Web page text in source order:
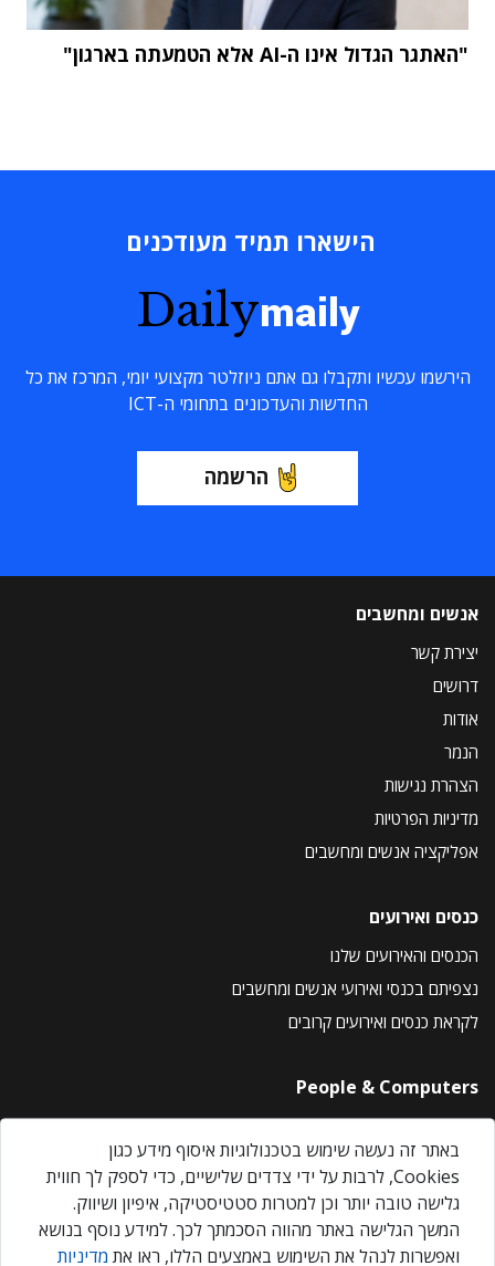
"האתגר הגדול אינו ה-AI אלא הטמעתה בארגון"
הישארו תמיד מעודכנים
Dailymaily
הירשמו עכשיו ותקבלו גם אתם ניוזלטר מקצועי יומי, המרכז את כל
החדשות והעדכונים בתחומי ה-ICT
הרשמה
אנשים ומחשבים
יצירת קשר
דרושים
אודות
הנמר
הצהרת נגישות
מדיניות הפרטיות
אפליקציה אנשים ומחשבים
כנסים ואירועים
הכנסים והאירועים שלנו
נצפיתם בכנסי ואירועי אנשים ומחשבים
לקראת כנסים ואירועים קרובים
People & Computers
About Us
Privacy Policy
Contact Us
Our Events
באתר זה נעשה שימוש בטכנולוגיות איסוף מידע כגון
Cookies, לרבות על ידי צדדים שלישיים, כדי לספק לך חווית
גלישה טובה יותר וכן למטרות סטטיסטיקה, איפיון ושיווק.
המשך הגלישה באתר מהווה הסכמתך לכך. למידע נוסף בנושא
ואפשרות לנהל את השימוש באמצעים הללו, ראו את מדיניות